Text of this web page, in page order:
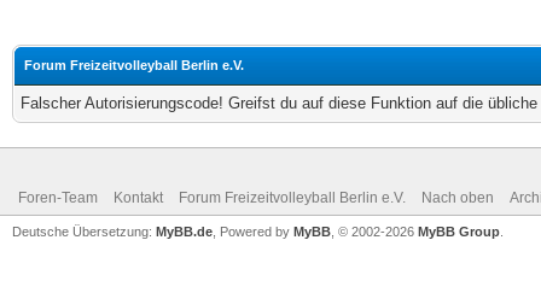
Forum Freizeitvolleyball Berlin e.V.
Falscher Autorisierungscode! Greifst du auf diese Funktion auf die
Foren-Team Kontakt Forum Freizeitvolleyball Berlin e.V. Nach oben
Deutsche Übersetzung: MyBB.de , Powered by MyBB , © 2002-2026 MyBB Group